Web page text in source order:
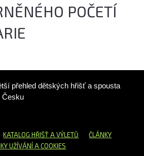
POČETÍ
přehled dětských hřišť a spousta
Česku
KATALOG HŘIŠŤA VÝLETŮ
ČLÁNKY
UŽÍVÁNÍ A COOKIES